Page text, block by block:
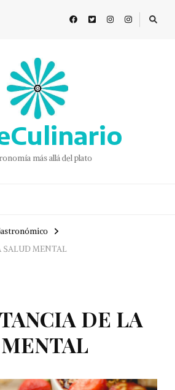
más allá del plato
SALUD MENTAL
DE LA